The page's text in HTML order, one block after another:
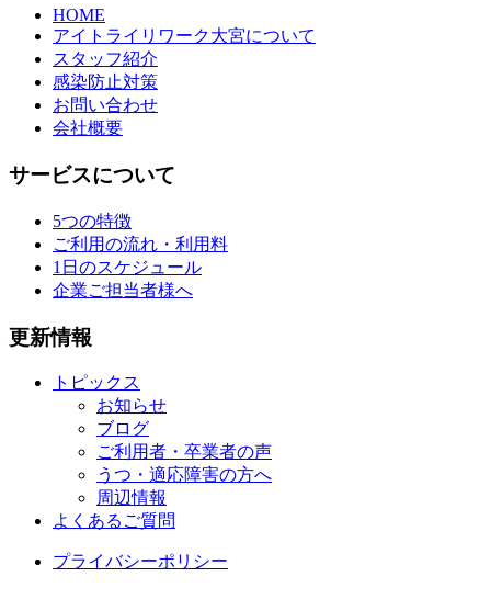
HOME
アイトライリワーク大宮について
スタッフ紹介
感染防止対策
お問い合わせ
会社概要
サービスについて
5つの特徴
ご利用の流れ・利用料
1日のスケジュール
企業ご担当者様へ
更新情報
トピックス
お知らせ
ブログ
ご利用者・卒業者の声
うつ・適応障害の方へ
周辺情報
よくあるご質問
プライバシーポリシー